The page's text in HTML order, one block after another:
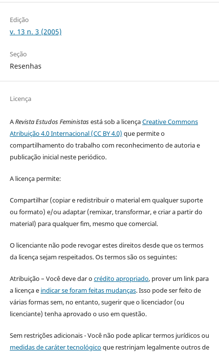
Edição
v. 13 n. 3 (2005)
Seção
Resenhas
Licença
ARevista Estudos Feministasestá sob a licençaCreative Commons
Atribuição 4.0 Internacional (CC BY 4.0) que permite o
compartilhamento do trabalho com reconhecimento de autoria e
publicação inicial neste periódico.
A licença permite:
Compartilhar (copiar e redistribuir o material em qualquer suporte
ou formato) e/ou adaptar (remixar, transformar, e criar a partir do
material) para qualquer fim, mesmo que comercial.
O licenciante não pode revogar estes direitos desde que os termos
da licença sejam respeitados. Os termos são os seguintes:
Atribuição – Você deve dar ocrédito apropriado, prover um link para
a licença e indicar se foram feitas mudanças. Isso pode ser feito de
várias formas sem, no entanto, sugerir que o licenciador (ou
licenciante) tenha aprovado o uso em questão.
Sem restrições adicionais - Você não pode aplicar termos jurídicos ou
medidas de caráter tecnológicoque restrinjam legalmente outros de